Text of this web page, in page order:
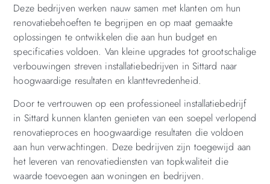
Deze bedrijven werken nauw samen met klanten om hun
renovatiebehoeften te begrijpen en op maat gemaakte
oplossingen te ontwikkelen die aan hun budget en
specificaties voldoen. Van kleine upgrades tot grootschalige
verbouwingen streven installatiebedrijven in Sittard naar
hoogwaardige resultaten en klanttevredenheid.
Door te vertrouwen op een professioneel installatiebedrijf
in Sittard kunnen klanten genieten van een soepel verlopend
renovatieproces en hoogwaardige resultaten die voldoen
aan hun verwachtingen. Deze bedrijven zijn toegewijd aan
het leveren van renovatiediensten van topkwaliteit die
waarde toevoegen aan woningen en bedrijven.